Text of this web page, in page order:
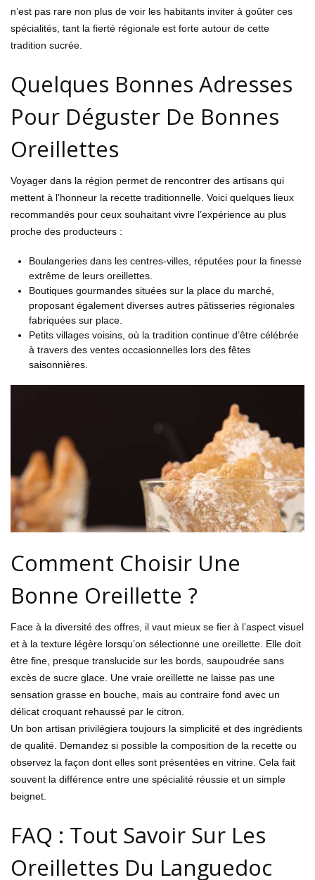
n’est pas rare non plus de voir les habitants inviter à goûter ces
spécialités, tant la fierté régionale est forte autour de cette
tradition sucrée.
Quelques Bonnes Adresses
Pour Déguster De Bonnes
Oreillettes
Voyager dans la région permet de rencontrer des artisans qui
mettent à l’honneur la recette traditionnelle. Voici quelques lieux
recommandés pour ceux souhaitant vivre l’expérience au plus
proche des producteurs :
Boulangeries dans les centres-villes, réputées pour la finesse
extrême de leurs oreillettes.
Boutiques gourmandes situées sur la place du marché,
proposant également diverses autres pâtisseries régionales
fabriquées sur place.
Petits villages voisins, où la tradition continue d’être célébrée
à travers des ventes occasionnelles lors des fêtes
saisonnières.
Comment Choisir Une
Bonne Oreillette ?
Face à la diversité des offres, il vaut mieux se fier à l’aspect visuel
et à la texture légère lorsqu’on sélectionne une oreillette. Elle doit
être fine, presque translucide sur les bords, saupoudrée sans
excès de sucre glace. Une vraie oreillette ne laisse pas une
sensation grasse en bouche, mais au contraire fond avec un
délicat croquant rehaussé par le citron.
Un bon artisan privilégiera toujours la simplicité et des ingrédients
de qualité. Demandez si possible la composition de la recette ou
observez la façon dont elles sont présentées en vitrine. Cela fait
souvent la différence entre une spécialité réussie et un simple
beignet.
FAQ : Tout Savoir Sur Les
Oreillettes Du Languedoc